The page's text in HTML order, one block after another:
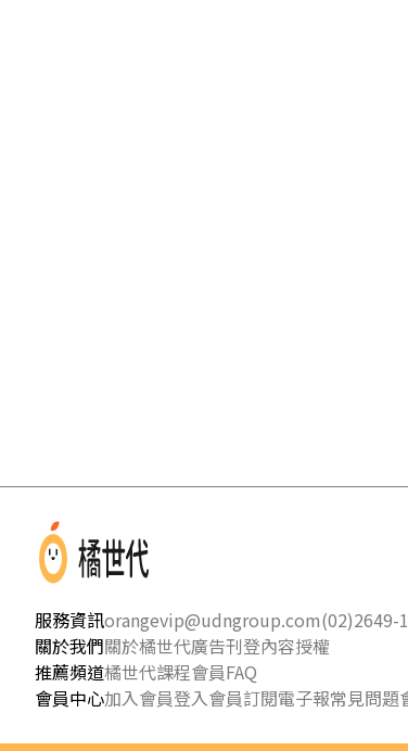
服務資訊orangevip@udngroup.com(02)2649-
關於我們關於橘世代廣告刊登內容授權
推薦頻道橘世代課程會員FAQ
會員中心加入會員登入會員訂閱電子報常見問題